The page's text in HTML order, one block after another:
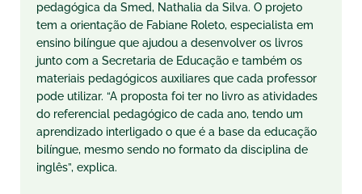
pedagógica da Smed, Nathalia da Silva. O projeto
tem a orientação de Fabiane Roleto, especialista em
ensino bilíngue que ajudou a desenvolver os livros
junto com a Secretaria de Educação e também os
materiais pedagógicos auxiliares que cada professor
pode utilizar. “A proposta foi ter no livro as atividades
do referencial pedagógico de cada ano, tendo um
aprendizado interligado o que é a base da educação
bilíngue, mesmo sendo no formato da disciplina de
inglês”, explica.